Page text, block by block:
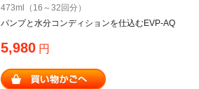
473ml（16～32回分）
パンプと水分コンディションを仕込むEVP-AQ
5,980 円